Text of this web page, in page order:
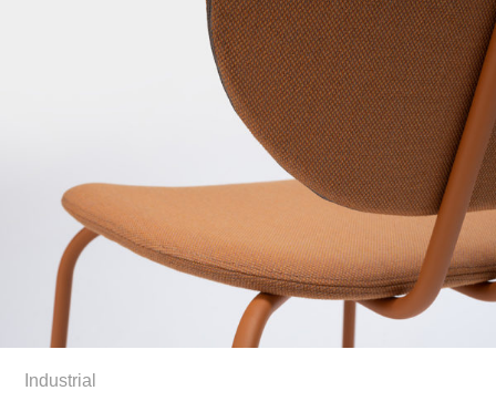
Industrial